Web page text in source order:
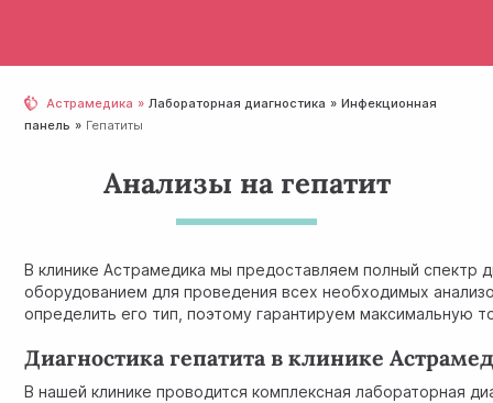
Астрамедика Лабораторная диагностика
Инфекционная
панель
Гепатиты
Анализы на гепатит
В клинике Астрамедика мы предоставляем полный спектр
оборудованием для проведения всех необходимых
определить его тип, поэтому гарантируем максимальную
Диагностика гепатита в клинике
В нашей клинике проводится комплексная лабораторная